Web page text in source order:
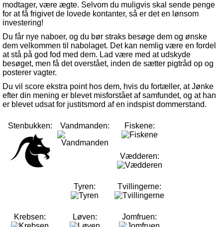
modtager, være ægte. Selvom du muligvis skal sende penge
for at få frigivet de lovede kontanter, så er det en lønsom
investering!
Du får nye naboer, og du bør straks besøge dem og ønske
dem velkommen til nabolaget. Det kan nemlig være en fordel
at stå på god fod med dem. Lad være med at udskyde
besøget, men få det overstået, inden de sætter pigtråd op og
posterer vagter.
Du vil score ekstra point hos dem, hvis du fortæller, at Jønke
efter din mening er blevet misforstået af samfundet, og at han
er blevet udsat for justitsmord af en indspist dommerstand.
Stenbukken: Vandmanden: Fiskene:
Vædderen:
Tyren: Tvillingerne:
Krebsen: Løven: Jomfruen: